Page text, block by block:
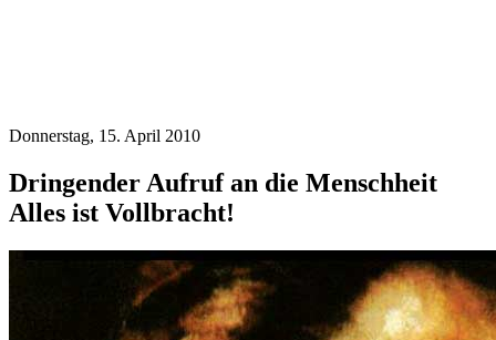
Donnerstag, 15. April 2010
Dringender Aufruf an die Menschheit
Alles ist Vollbracht!